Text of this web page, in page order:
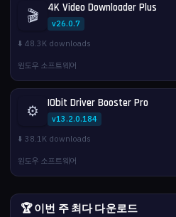
🎬 4K Video Downloader Plus
v26.0.7
⬇️ 48.3K downloads
윈도우 소프트웨어
⚙️ IObit Driver Booster Pro
v13.2.0.184
⬇️ 38.1K downloads
윈도우 소프트웨어
🏆 이번 주 최다 다운로드